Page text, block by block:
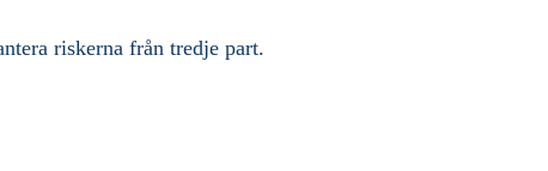
riskerna från tredje part.